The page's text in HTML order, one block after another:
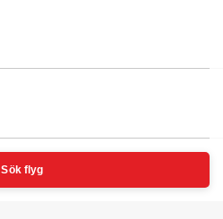
Sök flyg